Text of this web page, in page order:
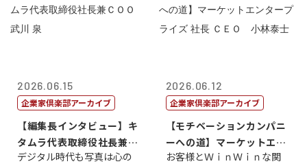
2026.06.15
企業家倶楽部アーカイブ
【編集長インタビュー】キ
タムラ代表取締役社長兼Ｃ
ＯＯ 武川 ...
デジタル時代も写真は心の
2026.06.12
企業家倶楽部アーカイブ
【モチベーションカンパニ
ーへの道】マーケットエン
タープライズ...
お客様とＷｉｎＷｉｎな関